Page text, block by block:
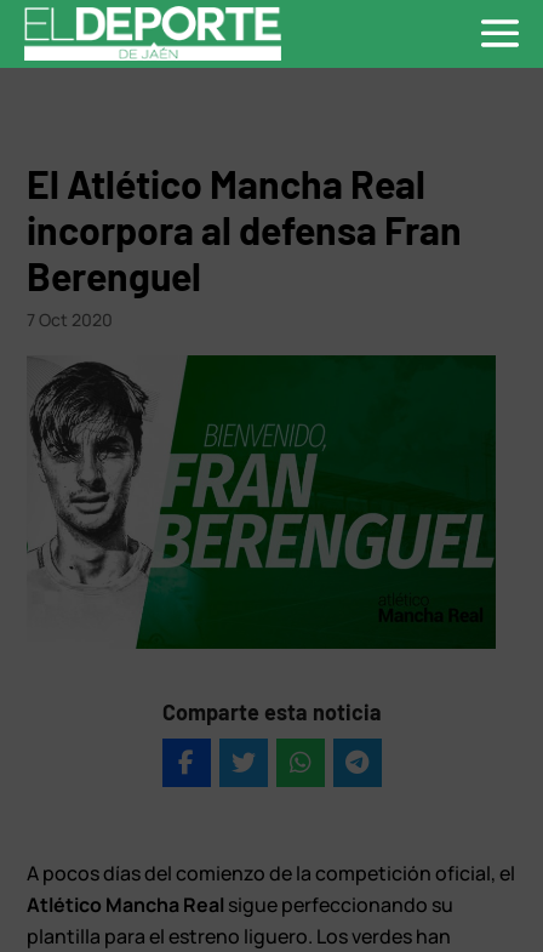
El Atlético Mancha Real
incorpora al defensa Fran
Berenguel
7 Oct 2020
Comparte esta noticia
A pocos días del comienzo de la competición oficial, el
Atlético Mancha Real sigue perfeccionando su
plantilla para el estreno liguero. Los verdes han